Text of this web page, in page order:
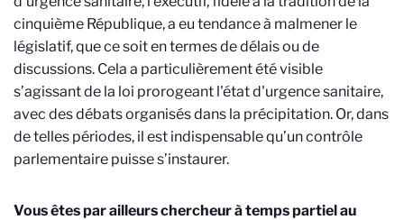
cinquième République, a eu tendance à malmener le
législatif, que ce soit en termes de délais ou de
discussions. Cela a particulièrement été visible
s’agissant de la loi prorogeant l'état d'urgence sanitaire,
avec des débats organisés dans la précipitation. Or, dans
de telles périodes, il est indispensable qu’un contrôle
parlementaire puisse s’instaurer.
Vous êtes par ailleurs chercheur à temps partiel au